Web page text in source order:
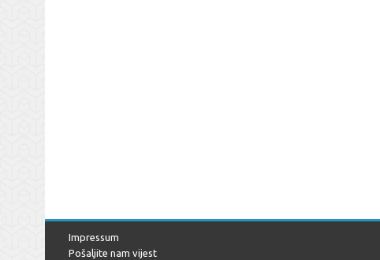
Impressum
Pošaljite nam vijest